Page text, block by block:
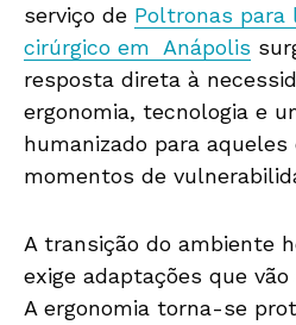
serviço de Poltronas para
cirúrgico em Anápolis
resposta direta à
ergonomia, tecnologia e
humanizado para
momentos de
A transição do ambiente
exige adaptações que
A ergonomia torna-se